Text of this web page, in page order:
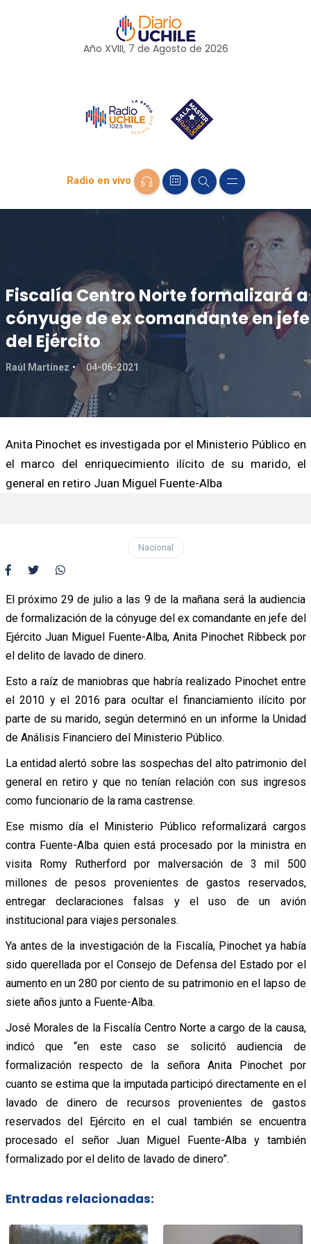
Año XVIII, 7 de Agosto de 2026
Radio en vivo
Fiscalía Centro Norte formalizará a
cónyuge de ex comandante en jefe
del Ejército
Raúl Martínez 04-06-2021
Anita Pinochet es investigada por el Ministerio Público en
el marco del enriquecimiento ilícito de su marido, el
general en retiro Juan Miguel Fuente-Alba
Nacional
El próximo 29 de julio a las 9 de la mañana será la audiencia
de formalización de la cónyuge del ex comandante en jefe del
Ejército Juan Miguel Fuente-Alba, Anita Pinochet Ribbeck por
el delito de lavado de dinero.
Esto a raíz de maniobras que habría realizado Pinochet entre
el 2010 y el 2016 para ocultar el financiamiento ilícito por
parte de su marido, según determinó en un informe la Unidad
de Análisis Financiero del Ministerio Público.
La entidad alertó sobre las sospechas del alto patrimonio del
general en retiro y que no tenían relación con sus ingresos
como funcionario de la rama castrense.
Ese mismo día el Ministerio Público reformalizará cargos
contra Fuente-Alba quien está procesado por la ministra en
visita Romy Rutherford por malversación de 3 mil 500
millones de pesos provenientes de gastos reservados,
entregar declaraciones falsas y el uso de un avión
institucional para viajes personales.
Ya antes de la investigación de la Fiscalía, Pinochet ya había
sido querellada por el Consejo de Defensa del Estado por el
aumento en un 280 por ciento de su patrimonio en el lapso de
siete años junto a Fuente-Alba.
José Morales de la Fiscalía Centro Norte a cargo de la causa,
indicó que “en este caso se solicitó audiencia de
formalización respecto de la señora Anita Pinochet por
cuanto se estima que la imputada participó directamente en el
lavado de dinero de recursos provenientes de gastos
reservados del Ejército en el cual también se encuentra
procesado el señor Juan Miguel Fuente-Alba y también
formalizado por el delito de lavado de dinero”.
Entradas relacionadas: